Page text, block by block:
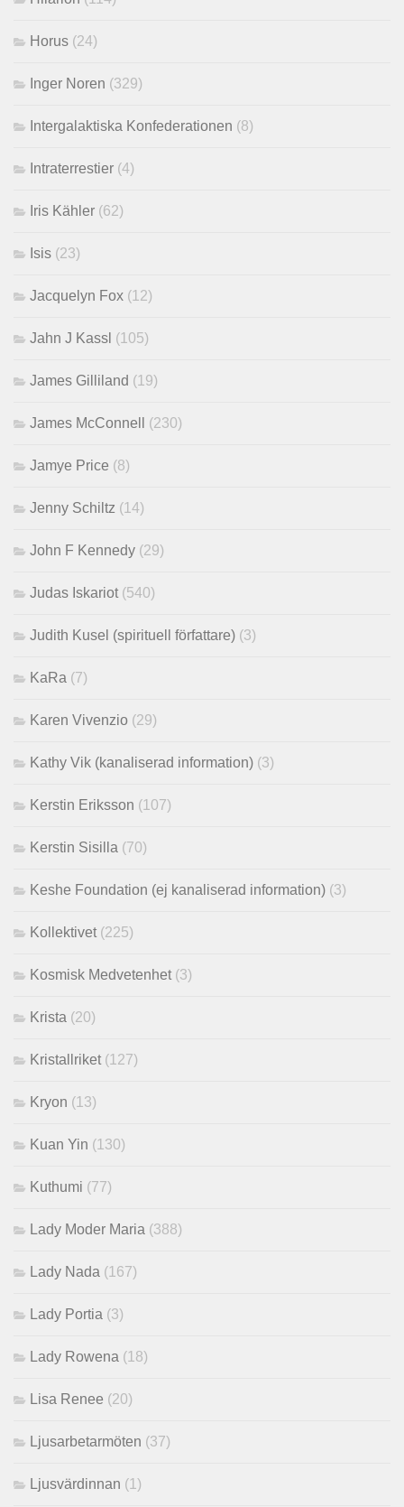
Horus (24)
Inger Noren (329)
Intergalaktiska Konfederationen (8)
Intraterrestier (4)
Iris Kähler (62)
Isis (23)
Jacquelyn Fox (12)
Jahn J Kassl (105)
James Gilliland (19)
James McConnell (230)
Jamye Price (8)
Jenny Schiltz (14)
John F Kennedy (29)
Judas Iskariot(540)
Judith Kusel (spirituell författare) (3)
KaRa (7)
Karen Vivenzio (29)
Kathy Vik (kanaliserad information) (3)
Kerstin Eriksson (107)
Kerstin Sisilla (70)
Keshe Foundation (ej kanaliserad information) (3)
Kollektivet(225)
Kosmisk Medvetenhet(3)
Krista (20)
Kristallriket(127)
Kryon (13)
Kuan Yin (130)
Kuthumi (77)
Lady Moder Maria (388)
Lady Nada (167)
Lady Portia (3)
Lady Rowena (18)
Lisa Renee (20)
Ljusarbetarmöten (37)
Ljusvärdinnan (1)